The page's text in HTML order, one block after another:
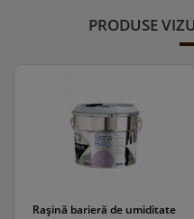
PRODUSE
Raşină barieră de umiditate